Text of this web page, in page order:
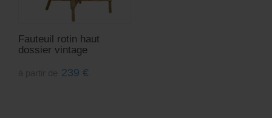
Fauteuil rotin haut
dossier vintage
239 €